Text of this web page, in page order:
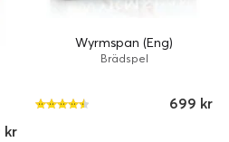
kr
Wyrmspan (Eng)
Brädspel
699 kr